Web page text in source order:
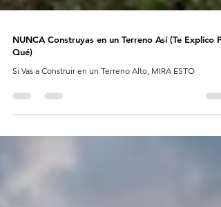
NUNCA Construyas en un Terreno Así (Te Explico
Qué)